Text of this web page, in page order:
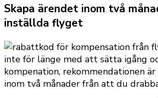
Skapa ärendet inom två
inställda flyget
inte för länge med att sätta igång
kompenation, rekommendationen
inom två månader från att du